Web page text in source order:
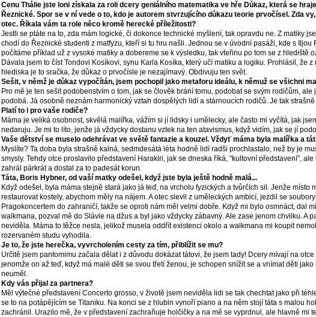
Cenu Thálie jste loni získala za roli dcery geniálního matematika ve hře Důkaz, která se
Řeznické. Spor se v ní vede o to, kdo je autorem stvrzujícího důkazu teorie prvočísel. Zda
otec. Říkala vám ta role něco kromě herecké příležitosti?
Jestli se ptáte na to, zda mám logické, či dokonce technické myšlení, tak opravdu ne. Z matiky
chodí do Řeznické studenti z matfyzu, kteří si tu hru našli. Jednou se v úvodní pasáži, kde s Iljou
počítáme příklad už z vysoké matiky a dobereme se k výsledku, tak vteřinu po tom se z hlediště
Dávala jsem to číst Tondovi Kosíkovi, synu Karla Kosíka, který učí matiku a logiku. Prohlásil, že z
hlediska je to sračka, že důkaz o prvočísle je nezajímavý. Obdivuju ten svět.
Sešit, v němž je důkaz vypočítán, jsem pochopil jako metaforu ideálu, k němuž se všichni
Pro mě je ten sešit podobenstvím o tom, jak se člověk brání tomu, podobat se svým rodičům, ale
podobá. Já osobně neznám harmonický vztah dospělých lidí a stárnoucích rodičů. Je tak
Platí to i pro vaše rodiče?
Máma je veliká osobnost, skvělá malířka, vážím si jí lidsky i umělecky, ale často mi vyčítá, jak
nedaruju. Je mi to líto, jenže já vždycky dostanu vztek na ten atavismus, když vidím, jak se jí
Vaše dětství se muselo odehrávat ve světě fantazie a kouzel. Vždyť máma byla malířka a
Myslíte? Ta doba byla strašně kalná, sedmdesátá léta hodně lidí radši prochlastalo, než by je
smysly. Tehdy otce proslavilo představení Harakiri, jak se dneska říká, "kultovní představení", ale
zahrál párkrát a dostal za to padesát korun.
Táta, Boris Hybner, od vaší matky odešel, když jste byla ještě hodně malá...
Když odešel, byla máma stejně stará jako já teď, na vrcholu fyzických a tvůrčích sil. Jenže místo
restaurovat kostely, abychom měly na nájem. A otec slevil z uměleckých ambicí, jezdil se
Pragokoncertem do zahraničí, takže se oproti nám měl velmi dobře. Když mi bylo osmnáct, dal
walkmana, pozval mě do Slávie na džus a byl jako vždycky zábavný. Ale zase jenom chvilku. A
neviděla. Máma to těžce nesla, jelikož musela oddřít existenci okolo a walkmana mi koupit
rozervaném studu vyhodila.
Je to, že jste herečka, vyvrcholením cesty za tím, přiblížit se mu?
Určitě jsem pantomimu začala dělat i z důvodu dokázat tátovi, že jsem tady! Dcery mívají na
jenomže on až teď, když má malé děti se svou třetí ženou, je schopen snížit se a vnímat děti jako
neuměl.
Kdy vás přijal za partnera?
Měl výtečné představení Concerto grosso, v životě jsem neviděla lidi se tak chechtat jako při
se to na potápějícím se Titaniku. Na konci se z hlubin vynoří piano a na něm stojí táta s malou
zachránil. Urazilo mě, že v představení zachraňuje holčičky a na mě se vyprdnul, ale hlavně mi